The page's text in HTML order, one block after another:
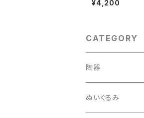
イボリー
¥4,200
CATEGORY
陶器
インテリア・置物
ぬいぐるみ